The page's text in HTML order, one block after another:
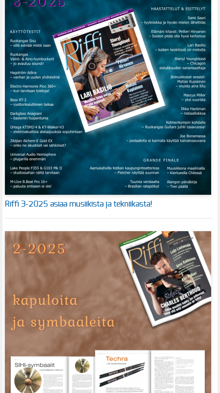
Riffi 3-2025 asiaa musiikista ja tekniikasta!